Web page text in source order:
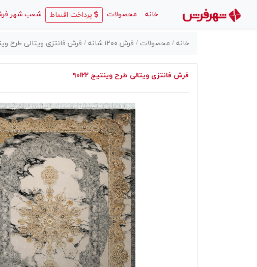
خانه
(current) محصولات پرداخت اقساط شعب شهر
خانه / محصولات / فرش ۱۲۰۰ شانه / فرش فانتزی ویتالی طرح وینتیج
فرش فانتزی ویتالی طرح وینتیج ۹۰۱۲۲